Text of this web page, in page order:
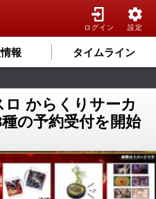
ログイン 設定
報 タイムライン
からくりサーカ
の予約受付を開始